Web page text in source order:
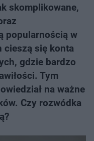
skomplikowane,
popularnością w
cieszą się konta
gdzie bardzo
Tym
na ważne
Czy rozwódka